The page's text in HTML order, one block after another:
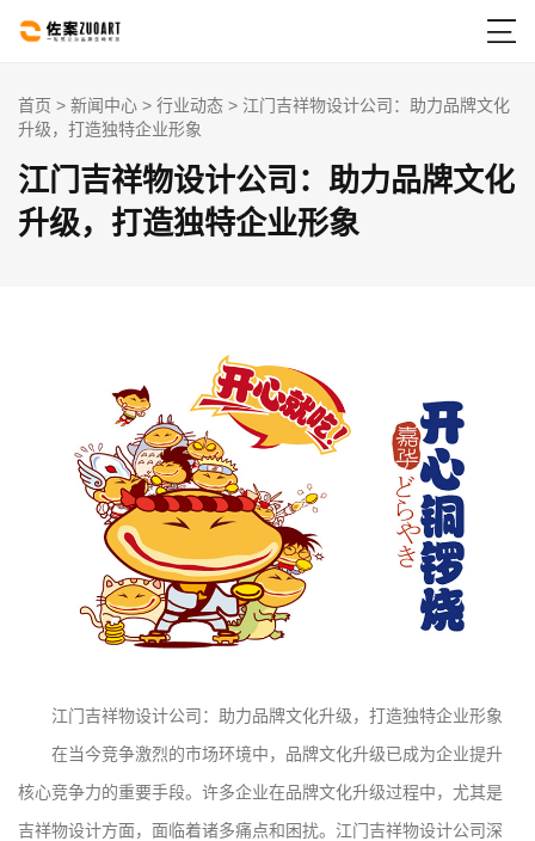

首页 > 新闻中心 > 行业动态 > 江门吉祥物设计公司：助力品牌文化
升级，打造独特企业形象
江门吉祥物设计公司：助力品牌文化
升级，打造独特企业形象
江门吉祥物设计公司：助力品牌文化升级，打造独特企业形象
在当今竞争激烈的市场环境中，品牌文化升级已成为企业提升
核心竞争力的重要手段。许多企业在品牌文化升级过程中，尤其是
吉祥物设计方面，面临着诸多痛点和困扰。江门吉祥物设计公司深